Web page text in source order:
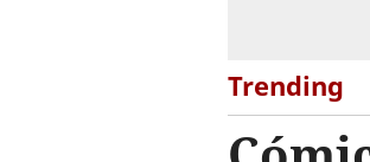
Trending